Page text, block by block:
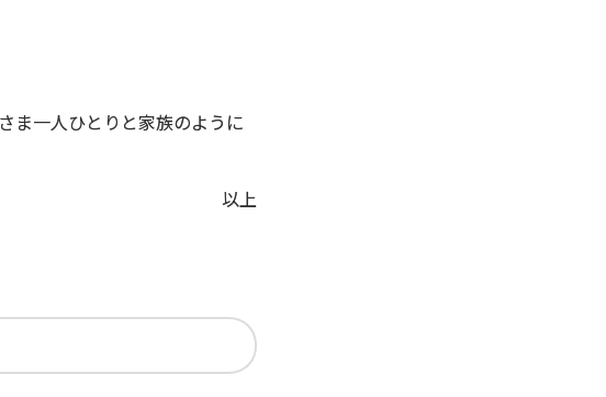
ま一人ひとりと家族のように
以上